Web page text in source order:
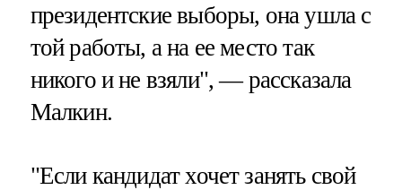
президентские выборы, она ушла с
той работы, а на ее место так
никого и не взяли", — рассказала
Малкин.
"Если кандидат хочет занять свой